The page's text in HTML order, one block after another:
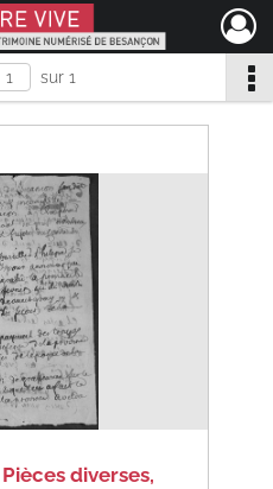
de Besançon
sur 1
diverses,